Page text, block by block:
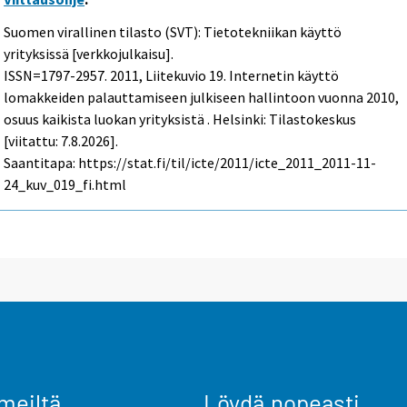
Suomen virallinen tilasto (SVT): Tietotekniikan käyttö
yrityksissä [verkkojulkaisu].
ISSN=1797-2957. 2011, Liitekuvio 19. Internetin käyttö
lomakkeiden palauttamiseen julkiseen hallintoon vuonna 2010,
osuus kaikista luokan yrityksistä . Helsinki: Tilastokeskus
[viitattu: 7.8.2026].
Saantitapa: https://stat.fi/til/icte/2011/icte_2011_2011-11-
24_kuv_019_fi.html